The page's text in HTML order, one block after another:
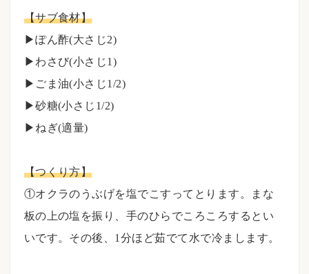
【サブ食材】
▶︎ぽん酢(大さじ2)
▶︎わさび(小さじ1)
▶︎ごま油(小さじ1/2)
▶︎砂糖(小さじ1/2)
▶︎ねぎ(適量)
【つくり方】
①オクラのうぶげを塩でこすってとります。まな
板の上の塩を振り、手のひらでころころするとい
いです。その後、1分ほど茹でて水で冷まします。